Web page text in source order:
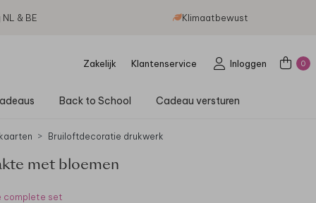
& BE Klimaatbewust
Zakelijk Klantenservice Inloggen 0
Back to School Cadeau versturen
Bruiloftdecoratie drukwerk
met bloemen
complete set